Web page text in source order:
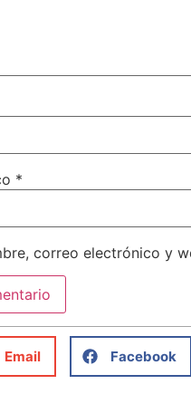
*
correo electrónico y
Email Facebook